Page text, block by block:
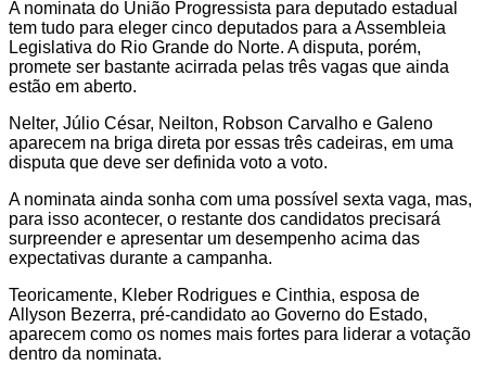
A nominata do União Progressista para deputado estadual
tem tudo para eleger cinco deputados para a Assembleia
Legislativa do Rio Grande do Norte. A disputa, porém,
promete ser bastante acirrada pelas três vagas que ainda
estão em aberto.
Nelter, Júlio César, Neilton, Robson Carvalho e Galeno
aparecem na briga direta por essas três cadeiras, em uma
disputa que deve ser definida voto a voto.
A nominata ainda sonha com uma possível sexta vaga, mas,
para isso acontecer, o restante dos candidatos precisará
surpreender e apresentar um desempenho acima das
expectativas durante a campanha.
Teoricamente, Kleber Rodrigues e Cinthia, esposa de
Allyson Bezerra, pré-candidato ao Governo do Estado,
aparecem como os nomes mais fortes para liderar a votação
dentro da nominata.